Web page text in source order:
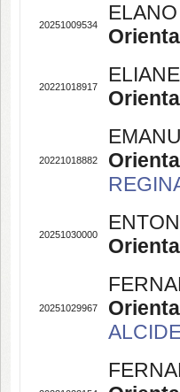
20251009534
20221018917
20221018882
20251030000
20251029967